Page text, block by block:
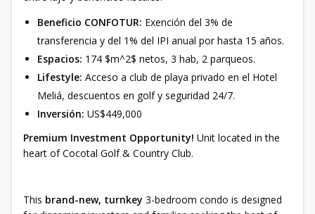
Beneficio CONFOTUR: Exención del 3% de
transferencia y del 1% del IPI anual por hasta 15 años.
Espacios: 174 $m^2$ netos, 3 hab, 2 parqueos.
Lifestyle: Acceso a club de playa privado en el Hotel
Meliá, descuentos en golf y seguridad 24/7.
Inversión: US$449,000
Premium Investment Opportunity! Unit located in the
heart of Cocotal Golf & Country Club.
This brand-new, turnkey 3-bedroom condo is designed